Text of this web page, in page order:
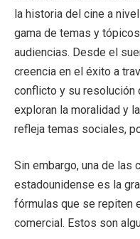
la historia del cine a
gama de temas y
audiencias. Desde el
creencia en el éxito a
conflicto y su resolución
exploran la moralidad y
refleja temas sociales,
Sin embargo, una de las
estadounidense es la
fórmulas que se repiten
comercial. Estos son